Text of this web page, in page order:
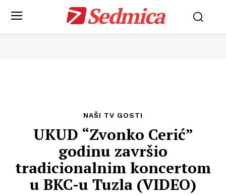
Sedmica
NAŠI TV GOSTI
UKUD “Zvonko Cerić”
godinu završio
tradicionalnim koncertom
u BKC-u Tuzla (VIDEO)